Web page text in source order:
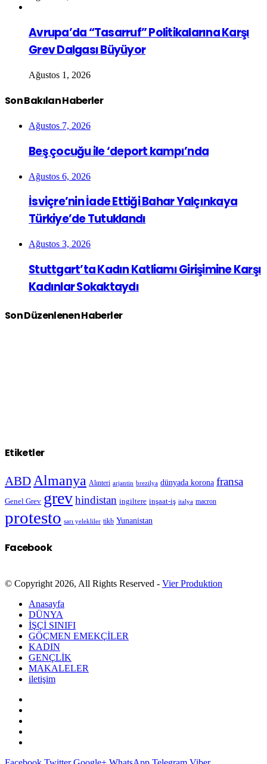
Avrupa’da “Tasarruf” Politikalarına Karşı
Grev Dalgası Büyüyor
Ağustos 1, 2026
Son Bakılan Haberler
Ağustos 7, 2026
Beş çocuğu ile ‘deport kampı’nda
Ağustos 6, 2026
İsviçre’nin İade Ettiği Bahar Yalçınkaya
Türkiye’de Tutuklandı
Ağustos 3, 2026
Stuttgart’ta Kadın Katliamı Girişimine Karşı
Kadınlar Sokaktaydı
Son Düzenlenen Haberler
Etiketler
ABD Almanya Alınteri arjantin brezilya dünyada korona fransa
Genel Grev grevhindistan ingiltere inşaat-iş italya macron
protesto sarı yelekliler tikb Yunanistan
Facebook
© Copyright 2026, All Rights Reserved - Vier Produktion
Anasayfa
DÜNYA
İŞÇİ SINIFI
GÖÇMEN EMEKÇİLER
KADIN
GENÇLİK
MAKALELER
iletişim